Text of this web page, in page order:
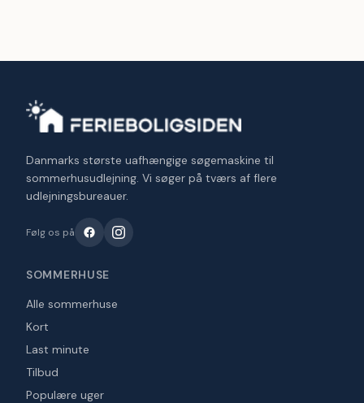
Danmarks største uafhængige søgemaskine til
sommerhusudlejning. Vi søger på tværs af flere
udlejningsbureauer.
Følg os på
SOMMERHUSE
Alle sommerhuse
Kort
Last minute
Tilbud
Populære uger